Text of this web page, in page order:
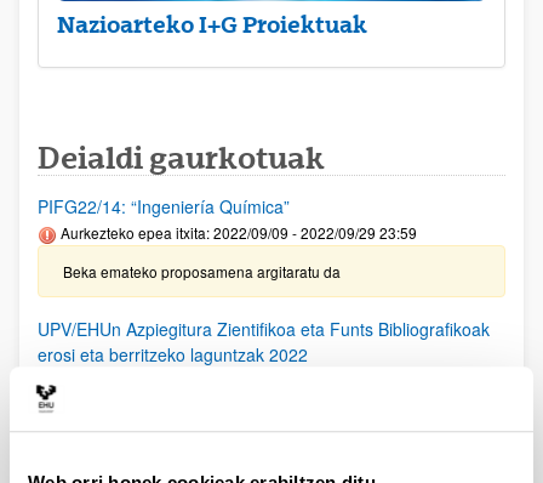
Nazioarteko I+G Proiektuak
Deialdi gaurkotuak
PIFG22/14: “Ingeniería Química”
Aurkezteko epea itxita: 2022/09/09 - 2022/09/29 23:59
Beka emateko proposamena argitaratu da
UPV/EHUn Azpiegitura Zientifikoa eta Funts Bibliografikoak
erosi eta berritzeko laguntzak 2022